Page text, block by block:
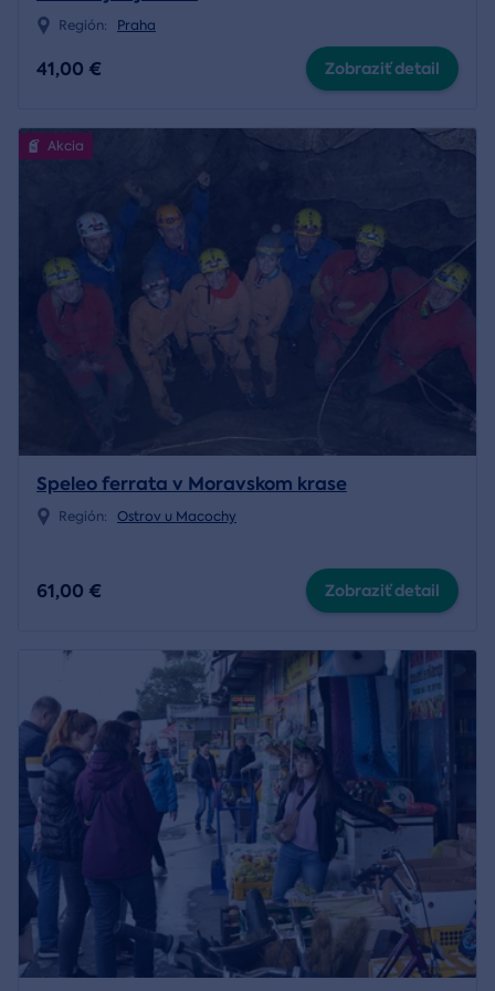
Región: Praha
41,00 € Zobraziť detail
Akcia
Speleo ferrata v Moravskom krase
Región: Ostrov u Macochy
61,00 € Zobraziť detail